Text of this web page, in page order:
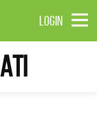
LOGIN